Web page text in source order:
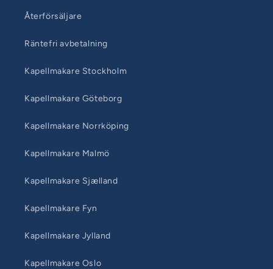
Återförsäljare
Räntefri avbetalning
Kapellmakare Stockholm
Kapellmakare Göteborg
Kapellmakare Norrköping
Kapellmakare Malmö
Kapellmakare Sjælland
Kapellmakare Fyn
Kapellmakare Jylland
Kapellmakare Oslo